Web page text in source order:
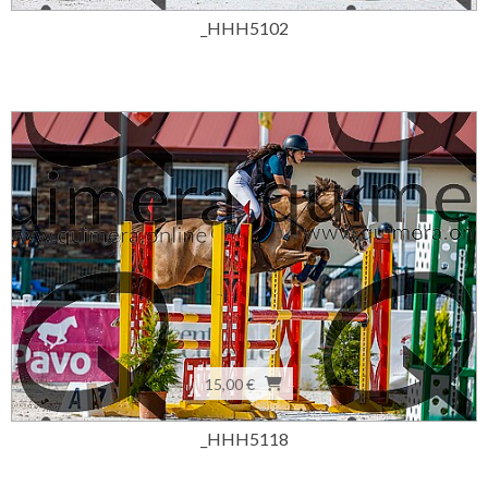
_HHH5102
15,00 €
_HHH5118